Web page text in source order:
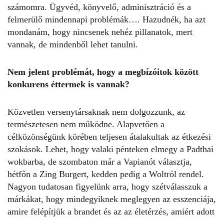
számomra. Ügyvéd, könyvelő, adminisztráció és a
felmerülő mindennapi problémák…. Hazudnék, ha azt
mondanám, hogy nincsenek nehéz pillanatok, mert
vannak, de mindenből lehet tanulni.
Nem jelent problémát, hogy a megbízóitok között
konkurens éttermek is vannak?
Közvetlen versenytársaknak nem dolgozzunk, az
természetesen nem működne. Alapvetően a
célközönségünk körében teljesen átalakultak az étkezési
szokások. Lehet, hogy valaki pénteken elmegy a Padthai
wokbarba, de szombaton már a Vapianót választja,
hétfőn a Zing Burgert, kedden pedig a Woltról rendel.
Nagyon tudatosan figyelünk arra, hogy szétválasszuk a
márkákat, hogy mindegyiknek meglegyen az esszenciája,
amire felépítjük a brandet és az az életérzés, amiért adott